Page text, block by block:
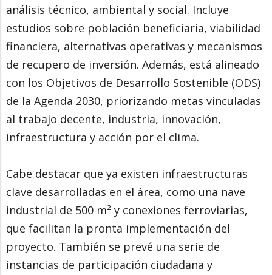
análisis técnico, ambiental y social. Incluye
estudios sobre población beneficiaria, viabilidad
financiera, alternativas operativas y mecanismos
de recupero de inversión. Además, está alineado
con los Objetivos de Desarrollo Sostenible (ODS)
de la Agenda 2030, priorizando metas vinculadas
al trabajo decente, industria, innovación,
infraestructura y acción por el clima.
Cabe destacar que ya existen infraestructuras
clave desarrolladas en el área, como una nave
industrial de 500 m² y conexiones ferroviarias,
que facilitan la pronta implementación del
proyecto. También se prevé una serie de
instancias de participación ciudadana y